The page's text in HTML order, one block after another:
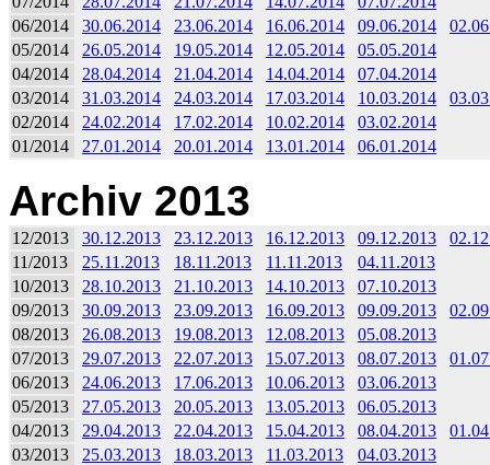
06/2014
30.06.2014 23.06.2014 16.06.2014 09.06.2014
05/2014
26.05.2014 19.05.2014 12.05.2014
05.05.2014
04/2014
28.04.2014 21.04.2014 14.04.2014
07.04.2014
03/2014
31.03.2014 24.03.2014 17.03.2014 10.03.2014
02/2014
24.02.2014 17.02.2014 10.02.2014
03.02.2014
01/2014
27.01.2014 20.01.2014 13.01.2014 06.01.2014
Archiv 2013
12/2013 30.12.2013 23.12.2013 16.12.2013 09.12.2013
11/2013
25.11.2013 18.11.2013 11.11.2013
04.11.2013
10/2013
28.10.2013 21.10.2013 14.10.2013
07.10.2013
09/2013
30.09.2013 23.09.2013 16.09.2013 09.09.2013
08/2013
26.08.2013 19.08.2013 12.08.2013
05.08.2013
07/2013
29.07.2013 22.07.2013 15.07.2013 08.07.2013
06/2013
24.06.2013 17.06.2013 10.06.2013
03.06.2013
05/2013
27.05.2013 20.05.2013 13.05.2013
06.05.2013
04/2013
29.04.2013 22.04.2013 15.04.2013 08.04.2013
03/2013
25.03.2013 18.03.2013 11.03.2013
04.03.2013